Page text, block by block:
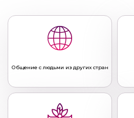
Общение с людьми из других стран